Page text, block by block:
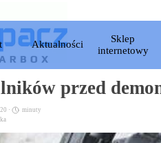
▼
Aktualności ▼
Sklep
internetowy
przed
·
minuty